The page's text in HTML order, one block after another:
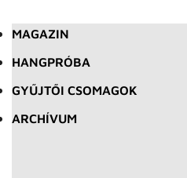
MAGAZIN
HANGPRÓBA
GYŰJTŐI CSOMAGOK
ARCHÍVUM